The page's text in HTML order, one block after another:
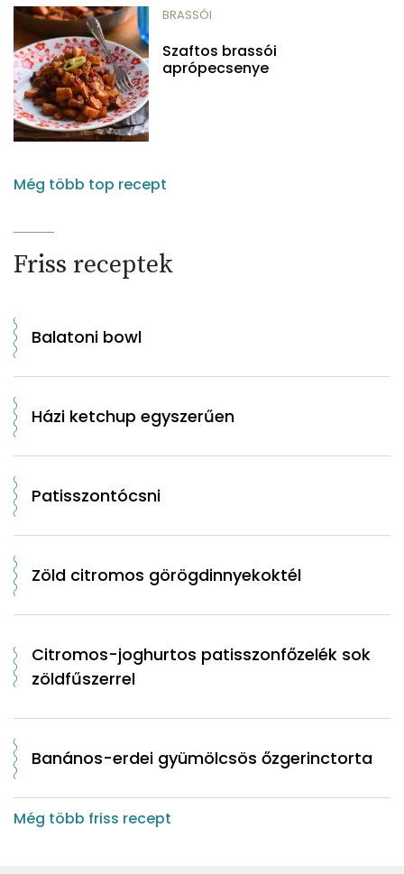
BRASSÓI
Szaftos brassói
aprópecsenye
Még több top recept
Friss receptek
Balatoni bowl
Házi ketchup egyszerűen
Patisszontócsni
Zöld citromos görögdinnyekoktél
Citromos-joghurtos patisszonfőzelék sok
zöldfűszerrel
Banános-erdei gyümölcsös őzgerinctorta
Még több friss recept